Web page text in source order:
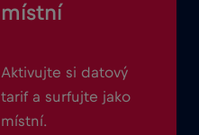
místní
Aktivujte si datový
tarif a surfujte jako
místní.